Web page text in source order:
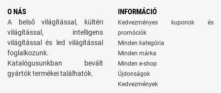
O NÁS
A belső világítással, kültéri
világítással, intelligens
világítással és led világítással
foglalkozunk.
Katalógusunkban bevált
gyártók termékei találhatók.
INFORMÁCIÓ
Kedvezményes kuponok és
promóciók
Minden kategória
Minden márka
Minden e-shop
Újdonságok
Kedvezmények